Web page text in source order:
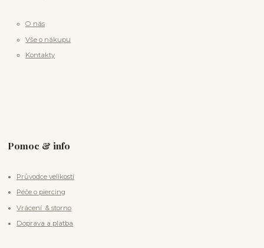
O nás
Vše o nákupu
Kontakty
Pomoc & info
Průvodce velikostí
Péče o piercing
Vrácení & storno
Doprava a platba